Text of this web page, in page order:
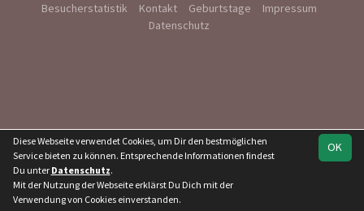
Besucherstatistik Kontakt Geburtstage
Impressum
Datenschutz
OK
Diese Webseite verwendet Cookies, um Dir den bestmöglichen
Service bieten zu können. Entsprechende Informationen findest
Du unter Datenschutz.
Mit der Nutzung der Webseite erklärst Du Dich mit der
Verwendung von Cookies einverstanden.